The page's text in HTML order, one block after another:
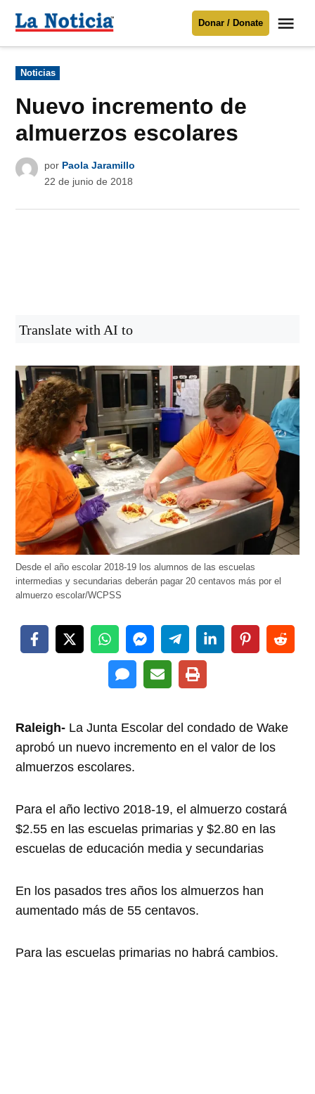
Para mantenerte informado necesitamos
Donar
contenido
Noticia
Donar / Donate
Publicado
en
Noticias
Nuevo incremento de
almuerzos escolares
por Paola Jaramillo
22 de junio de 2018
Translate with AI to
Desde el año escolar 2018-19 los alumnos de las escuelas
intermedias y secundarias deberán pagar 20 centavos más por el
almuerzo escolar/WCPSS
Raleigh- La Junta Escolar del condado de Wake
aprobó un nuevo incremento en el valor de los
almuerzos escolares.
Para el año lectivo 2018-19, el almuerzo costará
$2.55 en las escuelas primarias y $2.80 en las
escuelas de educación media y secundarias
En los pasados tres años los almuerzos han
aumentado más de 55 centavos.
Para las escuelas primarias no habrá cambios.